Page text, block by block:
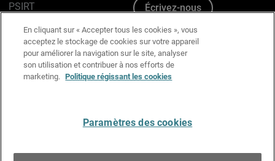
PSIRT
Avis sur les cookies
Politique de confidentialité
Charte Graphique
Écrivez-nous
En cliquant sur « Accepter tous les cookies », vous
acceptez le stockage de cookies sur votre appareil
pour améliorer la navigation sur le site, analyser
son utilisation et contribuer à nos efforts de
marketing. Politique régissant les cookies
Paramètres des cookies